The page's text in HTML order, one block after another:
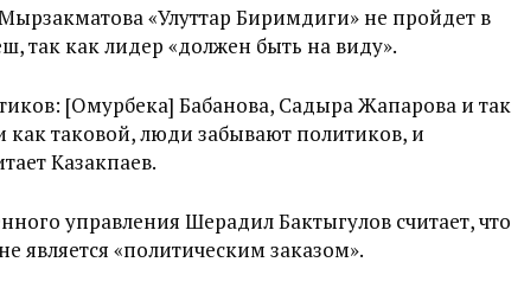
«Улуттар Биримдиги» не пройдет в
так как лидер «должен быть на виду».
[Омурбека] Бабанова, Садыра Жапарова и так
как таковой, люди забывают политиков, и
Казакпаев.
управления Шерадил Бактыгулов считает, что
является «политическим заказом».